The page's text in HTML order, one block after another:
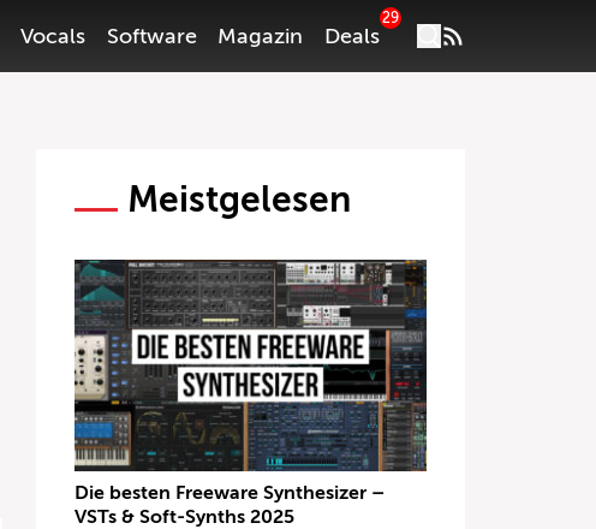
Vocals Software Magazin Deals
29
Meistgelesen
Die besten Freeware Synthesizer –
VSTs & Soft-Synths 2025